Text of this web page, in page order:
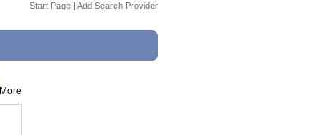
Start Page | Add Search Provider
More